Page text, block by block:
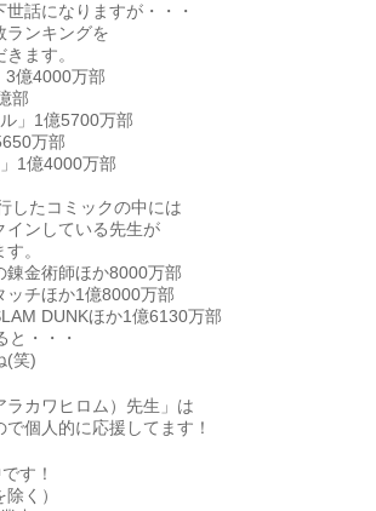
話になりますが・・・
ランキングを
ます。
3億4000万部
部
」1億5700万部
万部
1億4000万部
したコミックの中には
インしている先生が
。
錬金術師ほか8000万部
ッチほか1億8000万部
DUNKほか1億6130万部
と・・・
(笑)
ラカワヒロム）先生」は
個人的に応援してます！
す！
く）